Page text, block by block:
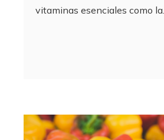
vitaminas esenciales como la…